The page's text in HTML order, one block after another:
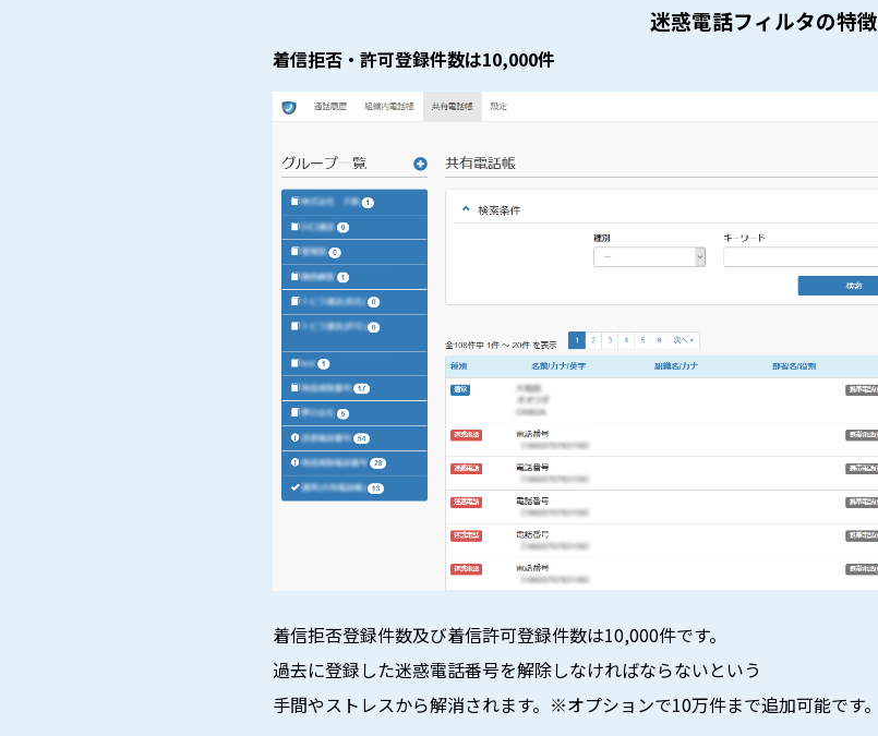
迷惑電話フィルタの特徴
着信拒否・許可登録件数は10,000件
着信拒否登録件数及び着信許可登録件数は10,000件です。
過去に登録した迷惑電話番号を解除しなければならないという
手間やストレスから解消されます。※オプションで10万件まで追加可能です。